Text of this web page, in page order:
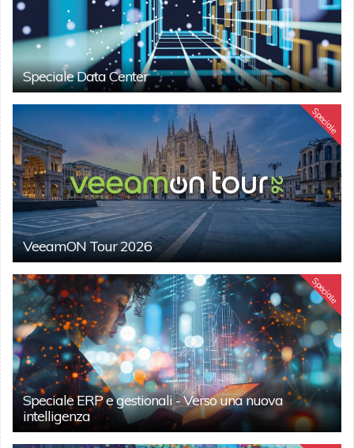
Speciale Data Center
Speciale
VeeamON Tour 2026
Speciale
Speciale ERP e gestionali - Verso una nuova
intelligenza